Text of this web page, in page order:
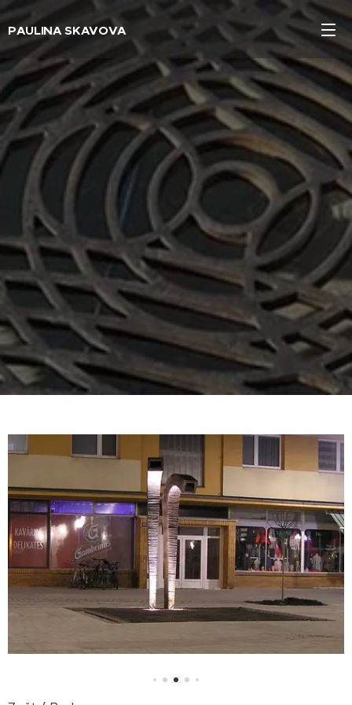
PAULINA SKAVOVA
sochařka / sculptor